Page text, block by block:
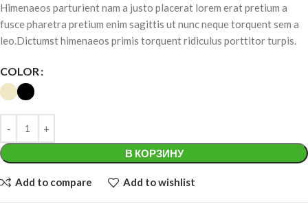
Himenaeos parturient nam a justo placerat lorem erat pretium a
fusce pharetra pretium enim sagittis ut nunc neque torquent sem a
leo.Dictumst himenaeos primis torquent ridiculus porttitor turpis.
COLOR
В КОРЗИНУ
Add to compare Add to wishlist